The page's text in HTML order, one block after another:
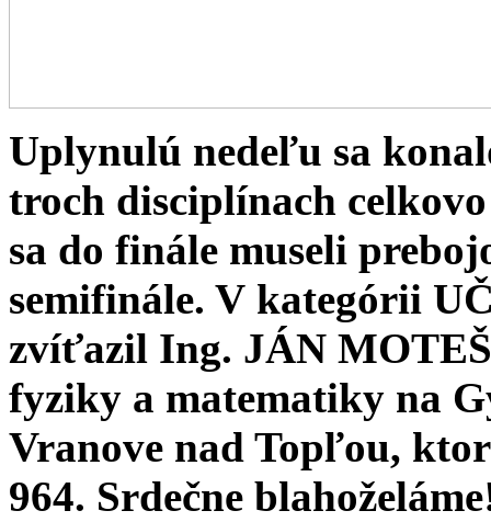
Uplynulú nedeľu sa
troch disciplínach
sa do finále museli
semifinále. V kategórii
zvíťazil Ing. JÁN
fyziky a matematiky na
Vranove nad Topľou,
964. Srdečne